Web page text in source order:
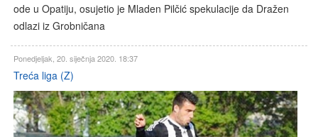
ode u Opatiju, osujetio je Mladen Pilčić spekulacije da Dražen
odlazi iz Grobničana
Ponedjeljak, 20. siječnja 2020. 18:37
Treća liga (Z)